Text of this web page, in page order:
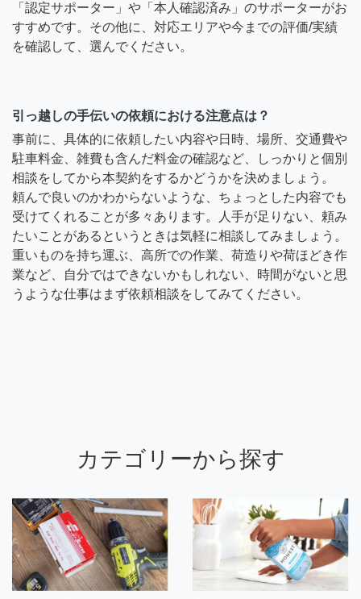
「認定サポーター」や「本人確認済み」のサポーターがお
すすめです。その他に、対応エリアや今までの評価/実績
を確認して、選んでください。
引っ越しの手伝いの依頼における注意点は？
事前に、具体的に依頼したい内容や日時、場所、交通費や
駐車料金、雑費も含んだ料金の確認など、しっかりと個別
相談をしてから本契約をするかどうかを決めましょう。
頼んで良いのかわからないような、ちょっとした内容でも
受けてくれることが多々あります。人手が足りない、頼み
たいことがあるというときは気軽に相談してみましょう。
重いものを持ち運ぶ、高所での作業、荷造りや荷ほどき作
業など、自分ではできないかもしれない、時間がないと思
うような仕事はまず依頼相談をしてみてください。
カテゴリーから探す